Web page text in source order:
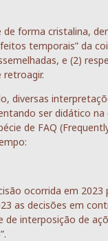
forma cristalina,
temporais” da
e (2)
diversas
ser didático
de FAQ
ocorrida em 2023
as decisões em
interposição de